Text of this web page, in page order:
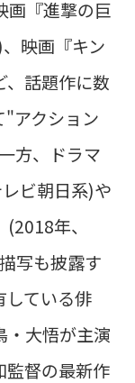
画『進撃の巨
映画『キン
、話題作に数
"アクション
方、ドラマ
ビ朝日系)や
年、
写も披露す
している俳
・大悟が主演
監督の最新作